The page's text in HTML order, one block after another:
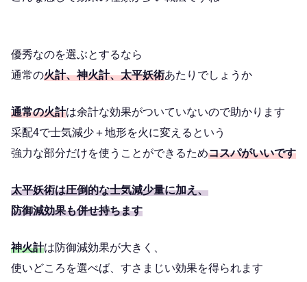
優秀なのを選ぶとするなら
通常の火計、神火計、太平妖術あたりでしょうか
通常の火計は余計な効果がついていないので助かります
采配4で士気減少＋地形を火に変えるという
強力な部分だけを使うことができるためコスパがいいです
太平妖術は圧倒的な士気減少量に加え、
防御減効果も併せ持ちます
神火計は防御減効果が大きく、
使いどころを選べば、すさまじい効果を得られます